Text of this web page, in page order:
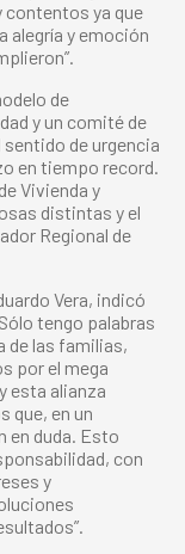
contentos ya que
alegría y emoción
de
y un comité de
de urgencia
en tiempo record.
Vivienda y
distintas y el
Regional de
Vera, indicó
tengo palabras
de las familias,
por el mega
esta alianza
que, en un
en duda. Esto
con
y